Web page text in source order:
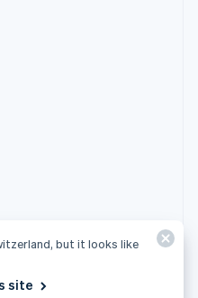
but it looks like
site